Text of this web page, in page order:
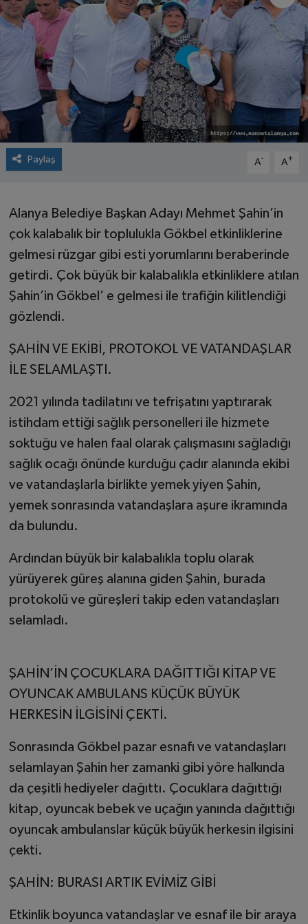
Paylaş A- A+
Alanya Belediye Başkan Adayı Mehmet Şahin’in
çok kalabalık bir toplulukla Gökbel etkinliklerine
gelmesi rüzgar gibi esti yorumlarını beraberinde
getirdi. Çok büyük bir kalabalıkla etkinliklere atılan
Şahin’in Gökbel’ e gelmesi ile trafiğin kilitlendiği
gözlendi.
ŞAHİN VE EKİBİ, PROTOKOL VE VATANDAŞLAR
İLE SELAMLAŞTI.
2021 yılında tadilatını ve tefrişatını yaptırarak
istihdam ettiği sağlık personelleri ile hizmete
soktuğu ve halen faal olarak çalışmasını sağladığı
sağlık ocağı önünde kurduğu çadır alanında ekibi
ve vatandaşlarla birlikte yemek yiyen Şahin,
yemek sonrasında vatandaşlara aşure ikramında
da bulundu.
Ardından büyük bir kalabalıkla toplu olarak
yürüyerek güreş alanına giden Şahin, burada
protokolü ve güreşleri takip eden vatandaşları
selamladı.
ŞAHİN’İN ÇOCUKLARA DAĞITTIĞI KİTAP VE
OYUNCAK AMBULANS KÜÇÜK BÜYÜK
HERKESİN İLGİSİNİ ÇEKTİ.
Sonrasında Gökbel pazar esnafı ve vatandaşları
selamlayan Şahin her zamanki gibi yöre halkında
da çeşitli hediyeler dağıttı. Çocuklara dağıttığı
kitap, oyuncak bebek ve uçağın yanında dağıttığı
oyuncak ambulanslar küçük büyük herkesin ilgisini
çekti.
ŞAHİN: BURASI ARTIK EVİMİZ GİBİ
Etkinlik boyunca vatandaşlar ve esnaf ile bir araya